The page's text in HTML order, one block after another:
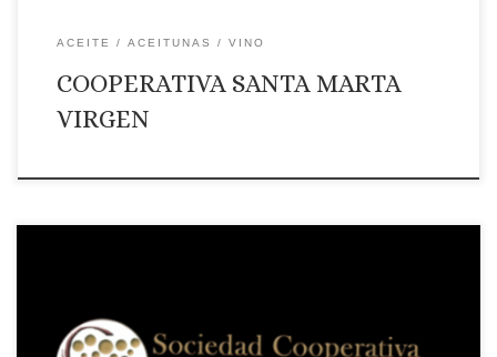
ACEITE ACEITUNAS VINO
COOPERATIVA SANTA MARTA
VIRGEN
Página web: Web Correo Electrónico: Contactar por correo